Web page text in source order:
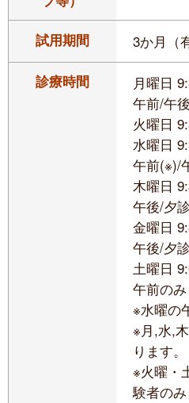
試用期間 3か月（
診療時間
月曜日
午前/午
火曜日
水曜日
午前(※)/
木曜日
午後/夕
金曜日
午後/夕
土曜日
午前の
※水曜の
※月,水,
ります。
※火曜・
験者のみ